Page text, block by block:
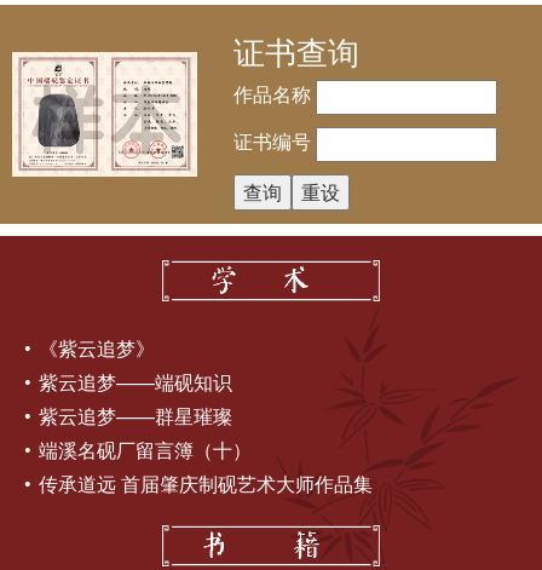
证书查询
作品名称
证书编号
《紫云追梦》
紫云追梦——端砚知识
紫云追梦——群星璀璨
端溪名砚厂留言簿（十）
传承道远 首届肇庆制砚艺术大师作品集